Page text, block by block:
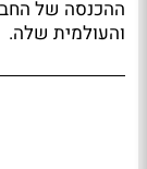
ההכנסה של
והעולמית שלה.